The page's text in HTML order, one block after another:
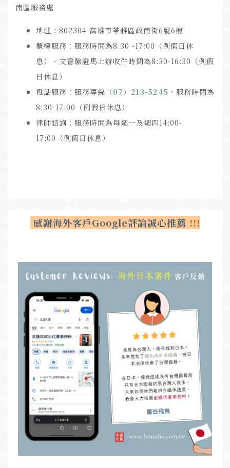
南區服務處
地址：802304 高雄市苓雅區政南街6號6樓
櫃檯服務：服務時間為8:30 -17:00（例假日休
息）、文書驗證馬上辦收件時間為8:30-16:30（例假
日休息）
電話服務：服務專線 （07）213-5245 ，服務時間為
8:30-17:00（例假日休息）
律師諮詢：服務時間為每週一及週四14:00-
17:00（例假日休息）
感謝海外客戶Google評論誠心推薦 !!!